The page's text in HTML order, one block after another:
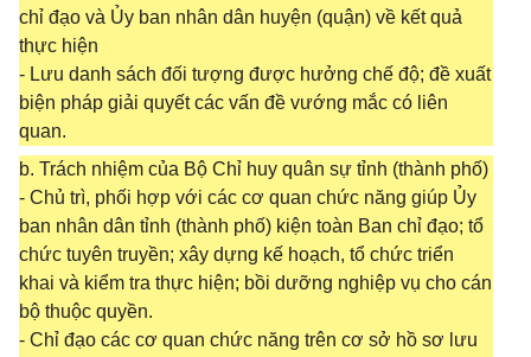
chỉ đạo và Ủy ban nhân dân huyện (quận) về kết quả
thực hiện
- Lưu danh sách đối tượng được hưởng chế độ; đề xuất
biện pháp giải quyết các vấn đề vướng mắc có liên
quan.
b. Trách nhiệm của Bộ Chỉ huy quân sự tỉnh (thành phố)
- Chủ trì, phối hợp với các cơ quan chức năng giúp Ủy
ban nhân dân tỉnh (thành phố) kiện toàn Ban chỉ đạo; tổ
chức tuyên truyền; xây dựng kế hoạch, tổ chức triển
khai và kiểm tra thực hiện; bồi dưỡng nghiệp vụ cho cán
bộ thuộc quyền.
- Chỉ đạo các cơ quan chức năng trên cơ sở hồ sơ lưu